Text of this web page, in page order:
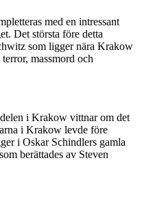
med en intressant
Det största före detta
som ligger nära Krakow
massmord och
i Krakow vittnar om det
i Krakow levde före
i Oskar Schindlers gamla
berättades av Steven